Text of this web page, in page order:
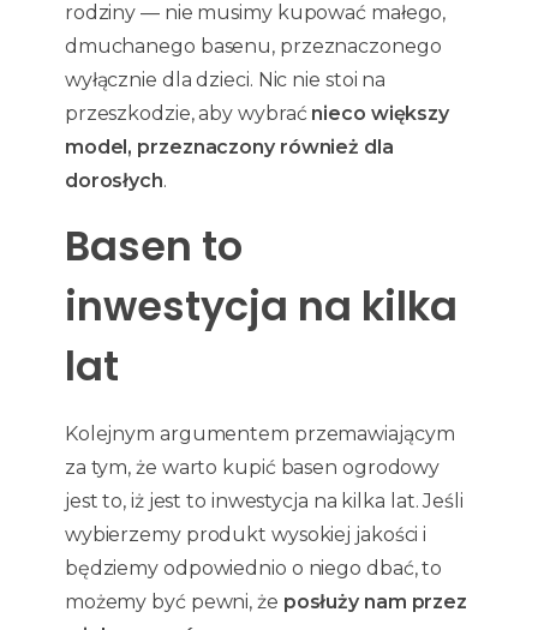
rodziny — nie musimy kupować małego,
dmuchanego basenu, przeznaczonego
wyłącznie dla dzieci. Nic nie stoi na
przeszkodzie, aby wybrać nieco większy
model, przeznaczony również dla
dorosłych.
Basen to
inwestycja na kilka
lat
Kolejnym argumentem przemawiającym
za tym, że warto kupić basen ogrodowy
jest to, iż jest to inwestycja na kilka lat. Jeśli
wybierzemy produkt wysokiej jakości i
będziemy odpowiednio o niego dbać, to
możemy być pewni, że posłuży nam przez